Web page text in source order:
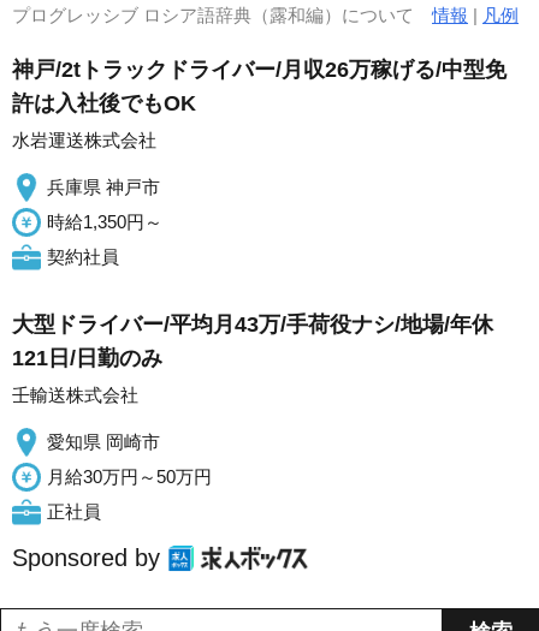
プログレッシブ ロシア語辞典（露和編）について情報 | 凡例
神戸/2tトラックドライバー/月収26万稼げる/中型免
許は入社後でもOK
水岩運送株式会社
兵庫県 神戸市
時給1,350円～
契約社員
大型ドライバー/平均月43万/手荷役ナシ/地場/年休
121日/日勤のみ
壬輸送株式会社
愛知県 岡崎市
月給30万円～50万円
正社員
Sponsored by